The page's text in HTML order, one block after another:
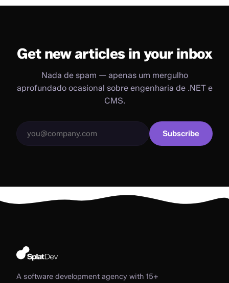
Get new articles in your inbox
Nada de spam — apenas um mergulho
aprofundado ocasional sobre engenharia de .NET e
CMS.
Subscribe
A software development agency with 15+